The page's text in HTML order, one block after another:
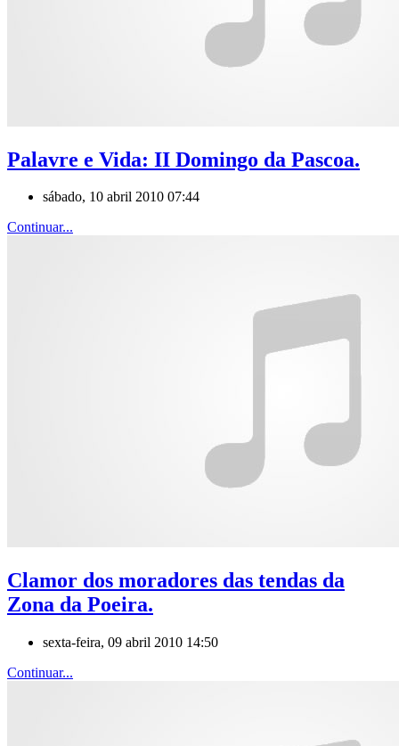
Palavre e Vida: II Domingo da Pascoa.
sábado, 10 abril 2010 07:44
Continuar...
Clamor dos moradores das tendas da
Zona da Poeira.
sexta-feira, 09 abril 2010 14:50
Continuar...